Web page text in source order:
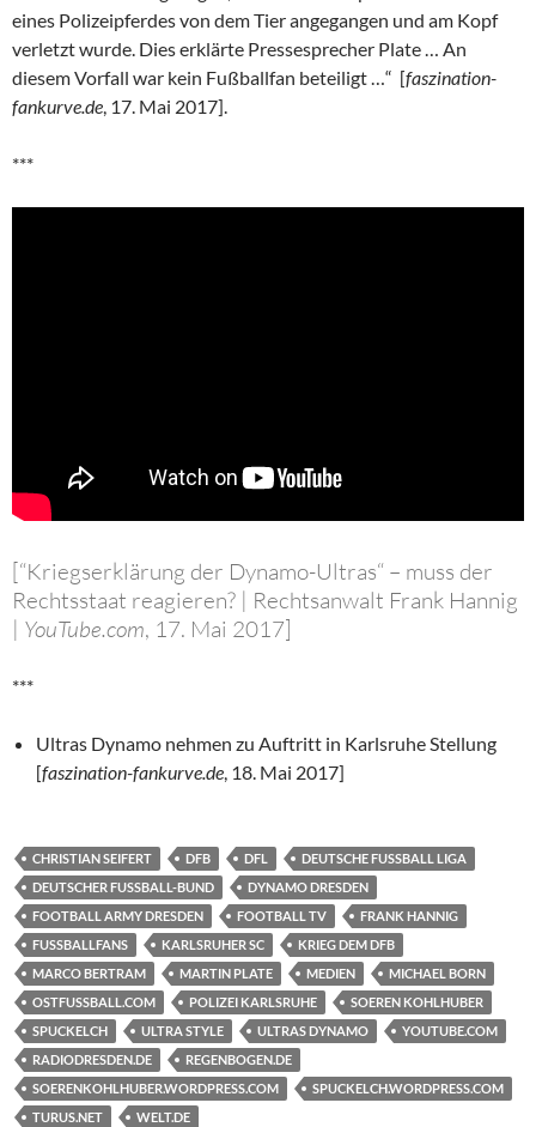
eines Polizeipferdes von dem Tier angegangen und am Kopf
verletzt wurde. Dies erklärte Pressesprecher Plate … An
diesem Vorfall war kein Fußballfan beteiligt …“ [faszination-
fankurve.de, 17. Mai 2017].
***
[“Kriegserklärung der Dynamo-Ultras“ – muss der
Rechtsstaat reagieren? | Rechtsanwalt Frank Hannig
| YouTube.com, 17. Mai 2017]
***
Ultras Dynamo nehmen zu Auftritt in Karlsruhe Stellung
[faszination-fankurve.de, 18. Mai 2017]
CHRISTIAN SEIFERT DFB DFL
DEUTSCHE FUSSBALL LIGA
DEUTSCHER FUSSBALL-BUND
DYNAMO DRESDEN
FOOTBALL ARMY DRESDEN
FOOTBALL TV
FRANK HANNIG
FUSSBALLFANS
KARLSRUHER SC
KRIEG DEM DFB
MARCO BERTRAM
MARTIN PLATE MEDIEN
MICHAEL BORN
OSTFUSSBALL.COM
POLIZEI KARLSRUHE
SOEREN KOHLHUBER
SPUCKELCH
ULTRA STYLE ULTRAS DYNAMO
YOUTUBE.COM
RADIODRESDEN.DE
REGENBOGEN.DE
SOERENKOHLHUBER.WORDPRESS.COM
SPUCKELCH.WORDPRESS.COM
TURUS.NET
WELT.DE